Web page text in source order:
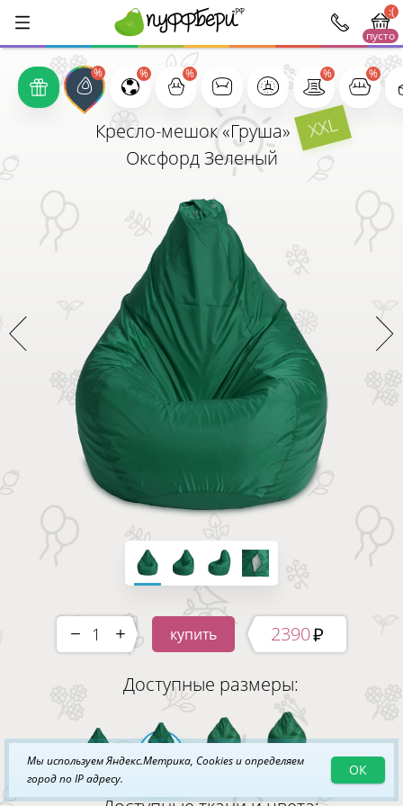
:(
пусто
Кресло-мешок «Груша»XXL
Оксфорд Зеленый
+
- купить 2390
Доступные размеры:
XXL
Мы используем Яндекс.Метрика, Cookies и определяем
город по IP адресу.
ОК